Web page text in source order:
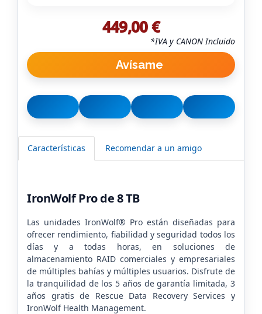
449,00 €
*IVA y CANON Incluido
Avísame
Características Recomendar a un amigo
IronWolf Pro de 8 TB
Las unidades IronWolf® Pro están diseñadas para
ofrecer rendimiento, fiabilidad y seguridad todos los
días y a todas horas, en soluciones de
almacenamiento RAID comerciales y empresariales
de múltiples bahías y múltiples usuarios. Disfrute de
la tranquilidad de los 5 años de garantía limitada, 3
años gratis de Rescue Data Recovery Services y
IronWolf Health Management.